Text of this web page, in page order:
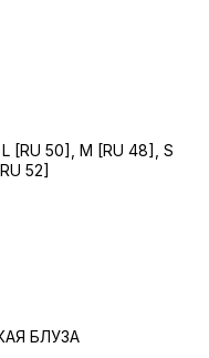
[RU 50], M [RU 48], S
52]
БЛУЗА